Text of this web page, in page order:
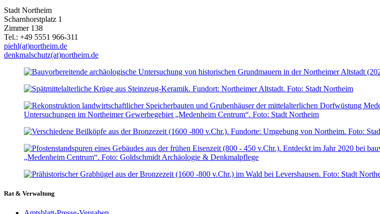
Stadt Northeim
Scharnhorstplatz 1
Zimmer 138
Tel.: +49 5551 966-311
piehl(at)northeim.de
denkmalschutz(at)northeim.de
Rat & Verwaltung